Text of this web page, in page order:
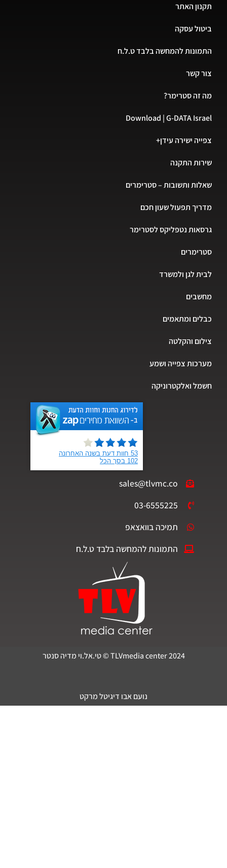
האתר
עסקה
להמחשה בלבד ט.ל.ח
קשר
זה סטרימר?
Download | G-DATA
ישירה עידן+
התקנה
ותשובות – סטרימרים
תפעול שעון חכם
נטפליקס לסטרימר
לגן ולמשרד
ומתאמים
והקלטה
צפייה ושמע
ואלקטרוניקה
sales@tlvmc.co
03-6555225
תמיכה בוואצאפ
התמונות להמחשה בלבד ט.ל.ח
נועם אבו דיגיטל מרקט
TLVmedia center 2024 © טי.אל.וי מדיה סנטר